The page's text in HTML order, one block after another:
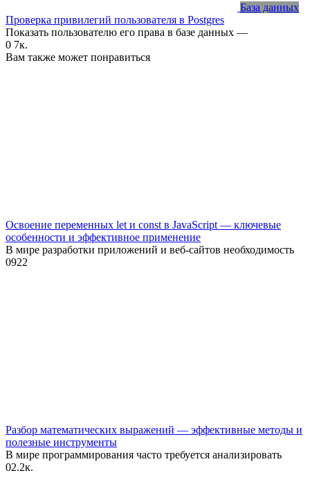
База данных
Проверка привилегий пользователя в Postgres
Показать пользователю его права в базе данных —
0 7к.
Вам также может понравиться
Освоение переменных let и const в JavaScript — ключевые
особенности и эффективное применение
В мире разработки приложений и веб-сайтов необходимость
0922
Разбор математических выражений — эффективные методы и
полезные инструменты
В мире программирования часто требуется анализировать
02.2к.